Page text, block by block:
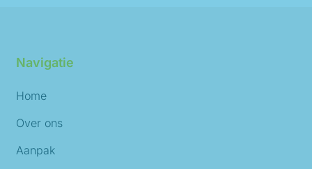
Navigatie
Home
Over ons
Aanpak